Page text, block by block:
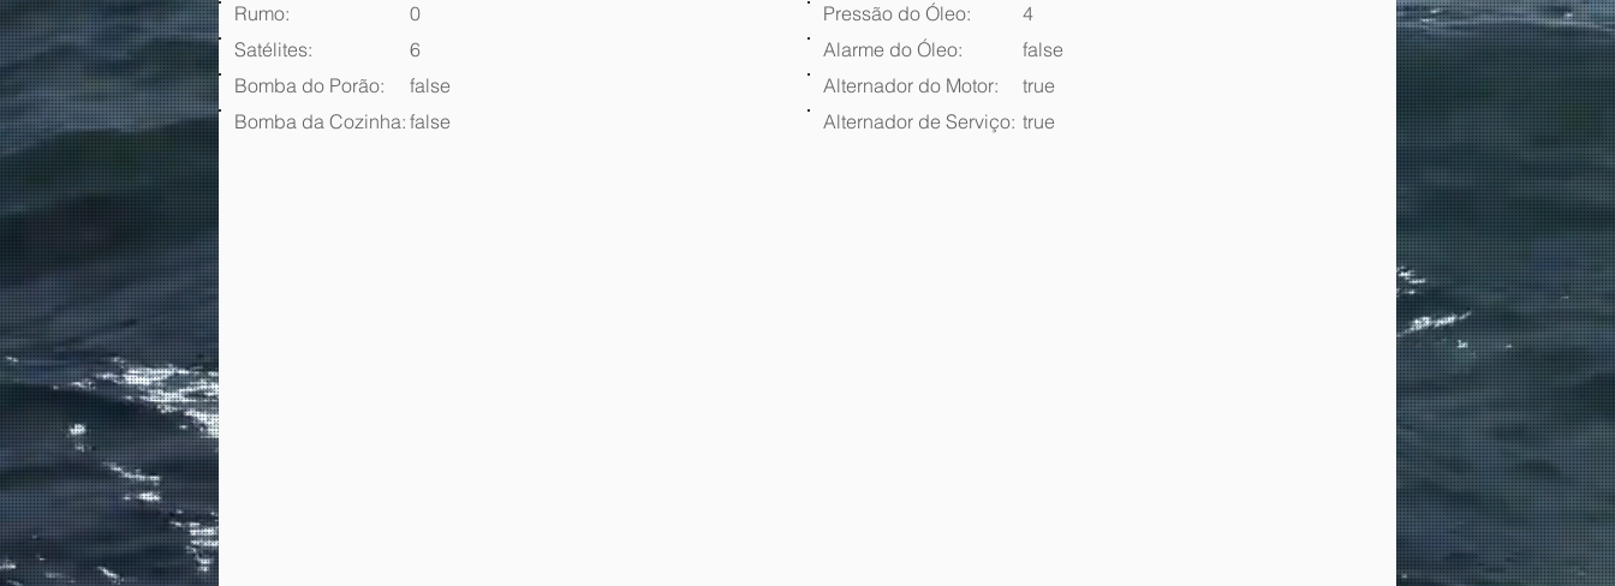
Rumo:
0
Satélites:
6
Bomba do Porão:
false
Bomba da Cozinha: false
Pressão do Óleo:
4
Alarme do Óleo:
false
Alternador do Motor:
true
Alternador de Serviço: true